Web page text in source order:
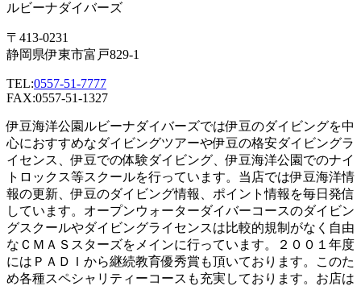
ルビーナダイバーズ
〒413-0231
静岡県伊東市富戸829-1
TEL:0557-51-7777
FAX:0557-51-1327
伊豆海洋公園ルビーナダイバーズでは伊豆のダイビングを中
心におすすめなダイビングツアーや伊豆の格安ダイビングラ
イセンス、伊豆での体験ダイビング、伊豆海洋公園でのナイ
トロックス等スクールを行っています。当店では伊豆海洋情
報の更新、伊豆のダイビング情報、ポイント情報を毎日発信
しています。オープンウォーターダイバーコースのダイビン
グスクールやダイビングライセンスは比較的規制がなく自由
なＣＭＡＳスターズをメインに行っています。２００１年度
にはＰＡＤＩから継続教育優秀賞も頂いております。このた
め各種スペシャリティーコースも充実しております。お店は